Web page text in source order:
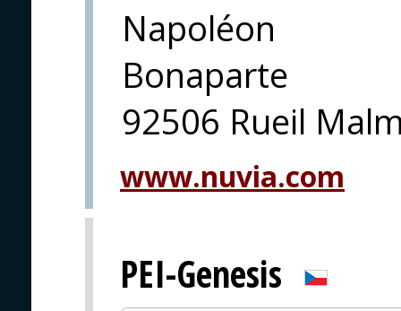
Napoléon
Bonaparte
92506 Rueil
www.nuvia.com
PEI-Genesis